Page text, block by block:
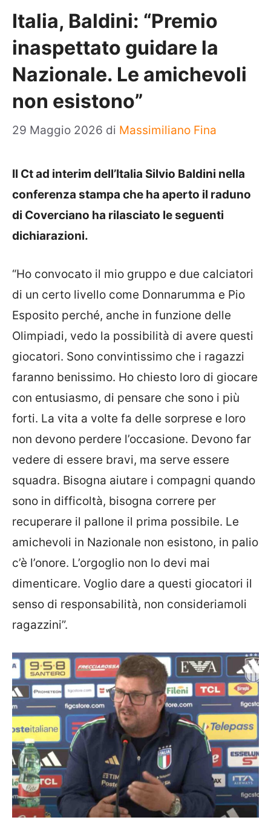
Italia, Baldini: “Premio
inaspettato guidare la
Nazionale. Le amichevoli
non esistono”
29 Maggio 2026 di Massimiliano Fina
Il Ct ad interim dell’Italia Silvio Baldini nella
conferenza stampa che ha aperto il raduno
di Coverciano ha rilasciato le seguenti
dichiarazioni.
“Ho convocato il mio gruppo e due calciatori
di un certo livello come Donnarumma e Pio
Esposito perché, anche in funzione delle
Olimpiadi, vedo la possibilità di avere questi
giocatori. Sono convintissimo che i ragazzi
faranno benissimo. Ho chiesto loro di giocare
con entusiasmo, di pensare che sono i più
forti. La vita a volte fa delle sorprese e loro
non devono perdere l’occasione. Devono far
vedere di essere bravi, ma serve essere
squadra. Bisogna aiutare i compagni quando
sono in difficoltà, bisogna correre per
recuperare il pallone il prima possibile. Le
amichevoli in Nazionale non esistono, in palio
c’è l’onore. L’orgoglio non lo devi mai
dimenticare. Voglio dare a questi giocatori il
senso di responsabilità, non consideriamoli
ragazzini”.